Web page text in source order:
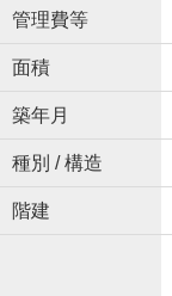
管理費等
面積
築年月
種別 / 構造
階建